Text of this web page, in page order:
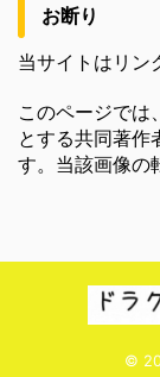
お断り
当サイトはリン
このページでは
とする共同著作
す。当該画像の
©